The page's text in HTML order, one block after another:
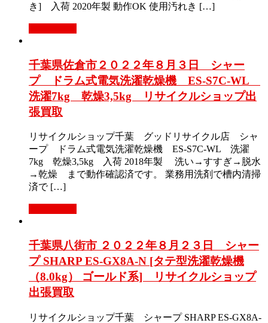
き] 入荷 2020年製 動作OK 使用汚れき […]
千葉県佐倉市２０２２年８月３日 シャー
プ ドラム式電気洗濯乾燥機 ES-S7C-WL
洗濯7kg 乾燥3,5kg リサイクルショップ出
張買取
リサイクルショップ千葉 グッドリサイクル店 シャ
ープ ドラム式電気洗濯乾燥機 ES-S7C-WL 洗濯
7kg 乾燥3,5kg 入荷 2018年製 洗い→すすぎ→脱水
→乾燥 まで動作確認済です。 業務用洗剤で槽内清掃
済で […]
千葉県八街市 ２０２２年８月２３日 シャー
プ SHARP ES-GX8A-N [タテ型洗濯乾燥機
（8.0kg） ゴールド系] リサイクルショップ
出張買取
リサイクルショップ千葉 シャープ SHARP ES-GX8A-